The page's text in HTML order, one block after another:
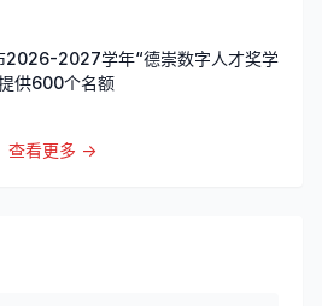
2026-2027学年“德崇数字人才奖学
供600个名额
查看更多 →